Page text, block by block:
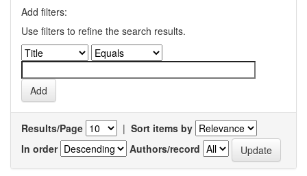
Add filters:
Use filters to refine the search results.
Results/Page | Sort items by
In order
Authors/record